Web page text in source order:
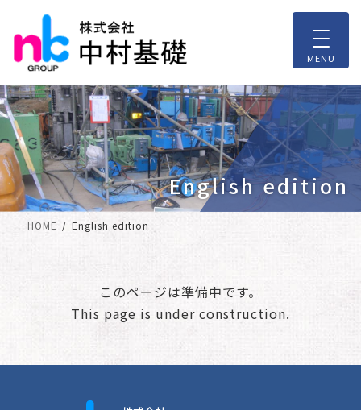
ツ
へ
ス
キ
ッ
プ
シ
ョ
ン
に
移
動
中村基礎の紹介
ご挨拶
会社概要
土木工事
推進工事部
土壌環境部
English edition
HOME English edition
このページは準備中です。
This page is under construction.